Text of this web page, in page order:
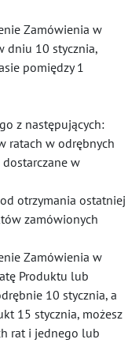
Zamówienia w
dniu 10 stycznia,
pomiędzy 1
z następujących:
ratach w odrębnych
w
otrzymania ostatniej
zamówionych
Zamówienia w
Produktu lub
10 stycznia, a
15 stycznia, możesz
rat i jednego lub